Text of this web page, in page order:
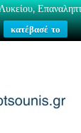
κατέβασέ το